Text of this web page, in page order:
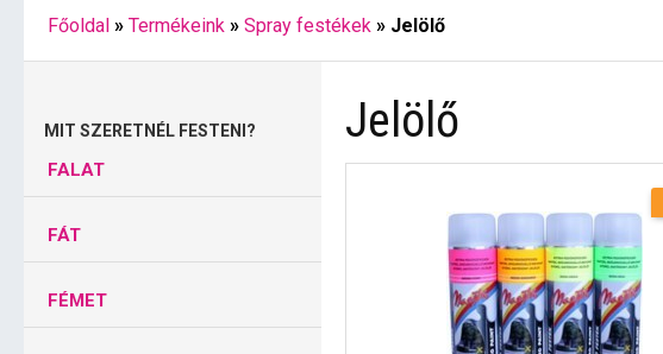
Főoldal » Termékeink » Spray festékek » Jelölő
MIT SZERETNÉL FESTENI?
FALAT
FÁT
FÉMET
Jelölő